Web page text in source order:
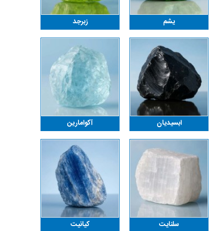
یشم زبرجد
ابسیدیان آکوامارین
سلنایت کیانیت